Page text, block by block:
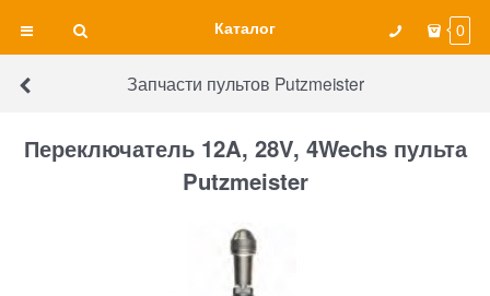
Каталог 0
Запчасти пультов Putzmeister
Переключатель 12A, 28V, 4Wechs пульта
Putzmeister